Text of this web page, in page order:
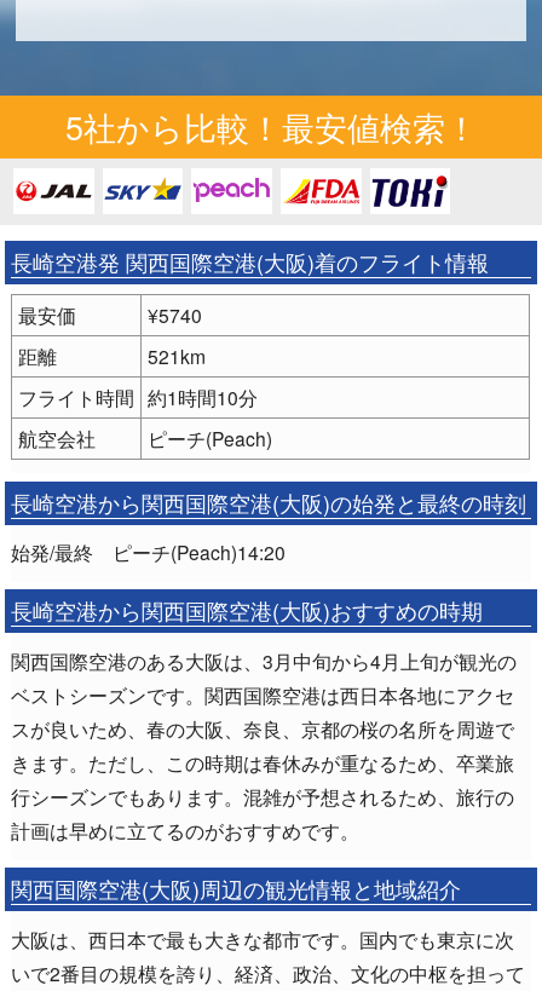
5社から比較！最安値検索！
長崎空港発 関西国際空港(大阪)着のフライト情報
最安価
¥5740
距離
521km
フライト時間 約1時間10分
航空会社
ピーチ(Peach)
長崎空港から関西国際空港(大阪)の始発と最終の時刻
始発/最終 ピーチ(Peach)14:20
長崎空港から関西国際空港(大阪)おすすめの時期
関西国際空港のある大阪は、3月中旬から4月上旬が観光の
ベストシーズンです。関西国際空港は西日本各地にアクセ
スが良いため、春の大阪、奈良、京都の桜の名所を周遊で
きます。ただし、この時期は春休みが重なるため、卒業旅
行シーズンでもあります。混雑が予想されるため、旅行の
計画は早めに立てるのがおすすめです。
関西国際空港(大阪)周辺の観光情報と地域紹介
大阪は、西日本で最も大きな都市です。国内でも東京に次
いで2番目の規模を誇り、経済、政治、文化の中枢を担って